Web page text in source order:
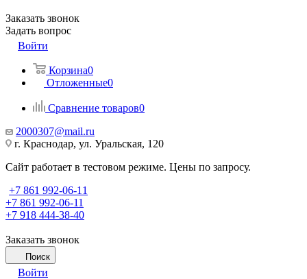
Заказать звонок
Задать вопрос
Войти
Корзина0
Отложенные0
Сравнение товаров0
2000307@mail.ru
г. Краснодар, ул. Уральская, 120
Сайт работает в тестовом режиме. Цены по запросу.
+7 861 992-06-11
+7 861 992-06-11
+7 918 444-38-40
Заказать звонок
Поиск
Войти